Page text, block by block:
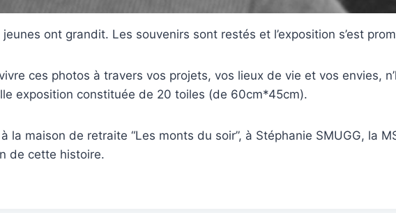
ont grandit. Les souvenirs sont restés et l’exposition s’est
ces photos à travers vos projets, vos lieux de vie et vos envies,
exposition constituée de 20 toiles (de 60cm*45cm).
la maison de retraite “Les monts du soir”, à Stéphanie SMUGG, la
de cette histoire.